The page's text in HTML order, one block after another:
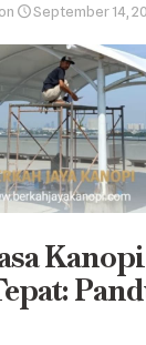
on September 14,